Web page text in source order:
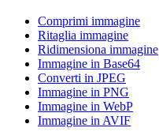
Comprimi immagine
Ritaglia immagine
Ridimensiona immagine
Immagine in Base64
Converti in JPEG
Immagine in PNG
Immagine in WebP
Immagine in AVIF